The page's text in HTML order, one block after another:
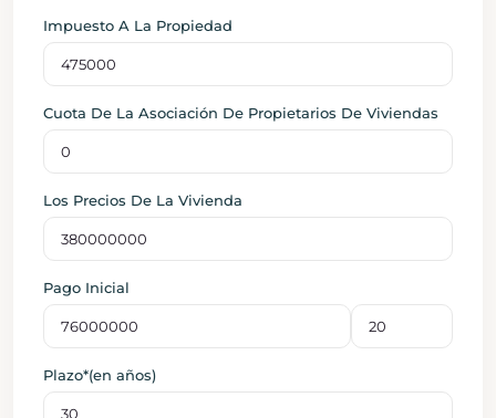
Impuesto A La Propiedad
Cuota De La Asociación De Propietarios De Viviendas
Los Precios De La Vivienda
Pago Inicial
Plazo*(en años)